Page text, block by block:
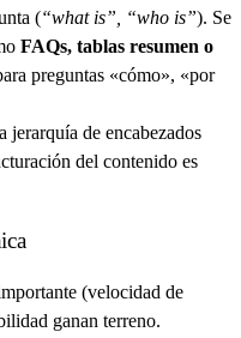
(“what is”, “who is”). Se
FAQs, tablas resumen o
preguntas «cómo», «por
jerarquía de encabezados
del contenido es
(velocidad de
ganan terreno.